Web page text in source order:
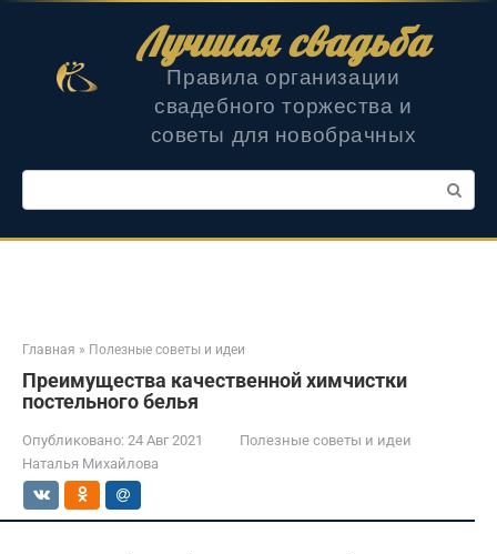
Лучшая свадьба
Правила организации
свадебного торжества и
советы для новобрачных
Поиск:
Главная » Полезные советы и идеи
Преимущества качественной химчистки
постельного белья
Опубликовано: 24 Авг 2021
Полезные советы и идеи
Наталья Михайлова